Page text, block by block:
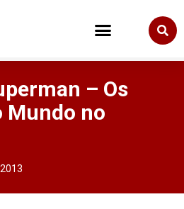
– Os
Mundo no